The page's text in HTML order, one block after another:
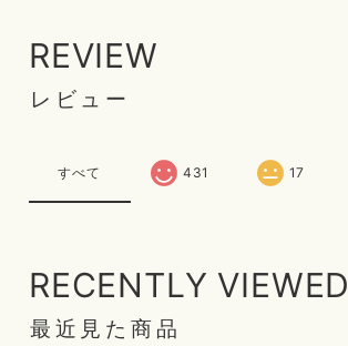
REVIEW
レビュー
すべて 431 17
RECENTLY VIEWED
最近見た商品